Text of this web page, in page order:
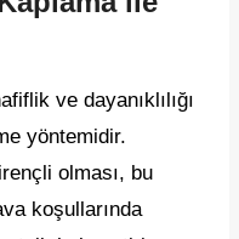
ve dayanıklılığı
yöntemidir.
olması, bu
koşullarında